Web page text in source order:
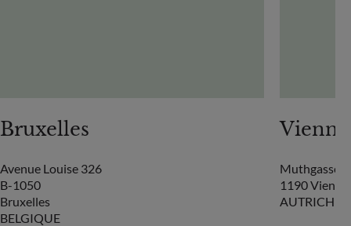
Bruxelles
Avenue Louise 326
B-1050
Bruxelles
BELGIQUE
Vienne
Muthgasse
1190 Vienne
AUTRICHE